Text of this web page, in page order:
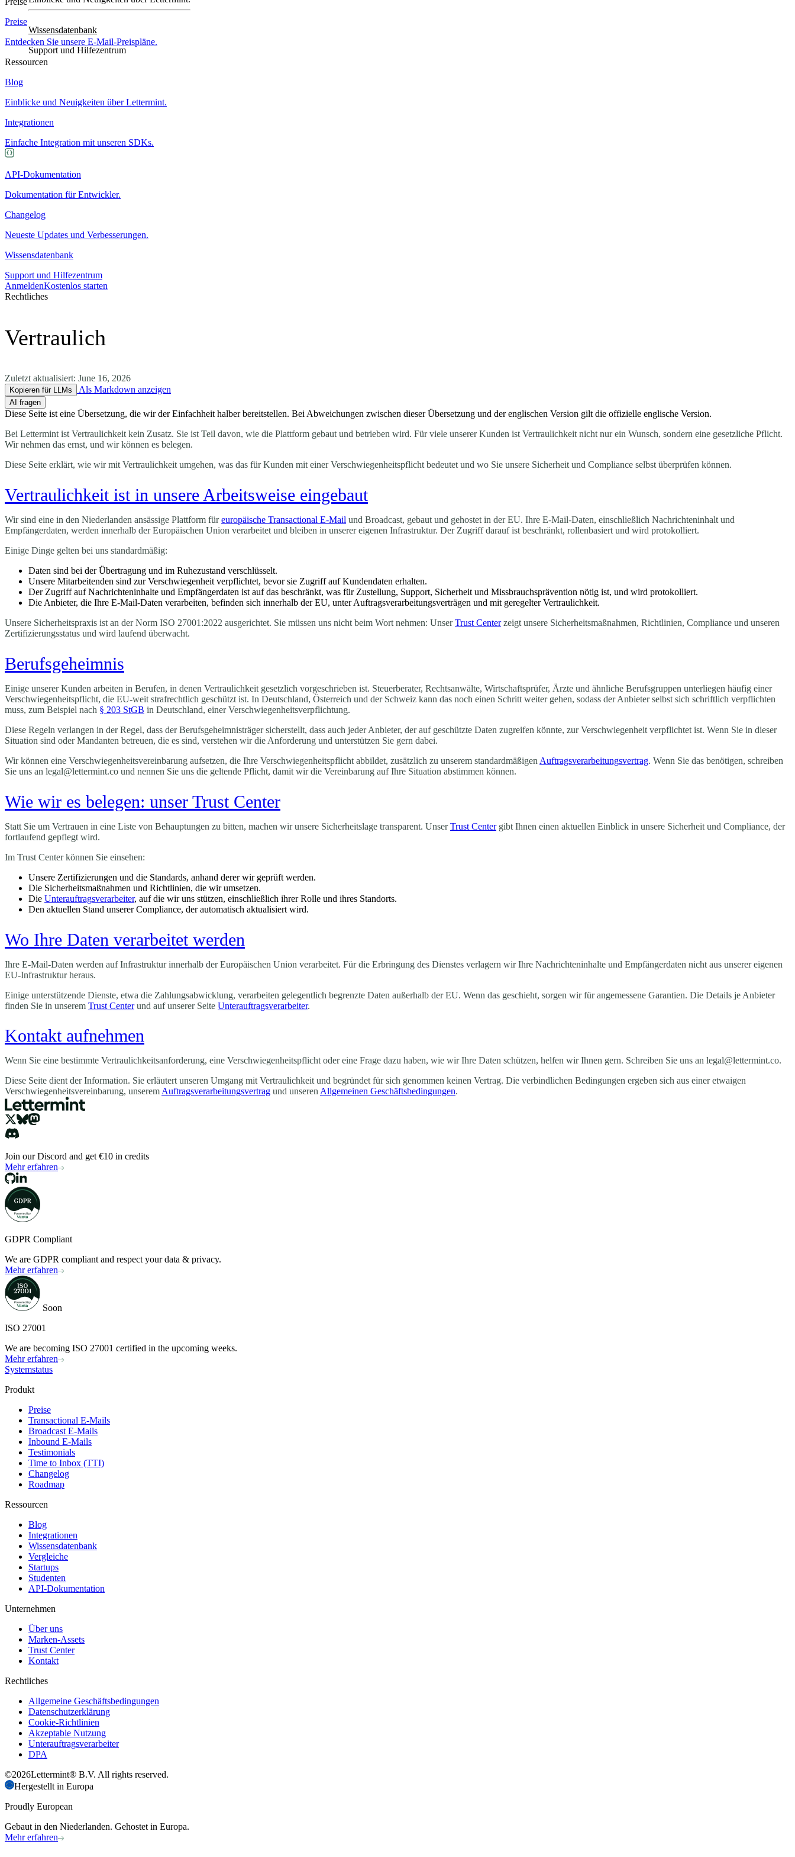
Wissensdatenbank
Support und Hilfezentrum
Preise
Entdecken Sie unsere E-Mail-Preispläne.
Ressourcen
Blog
Einblicke und Neuigkeiten über Lettermint.
Integrationen
Einfache Integration mit unseren SDKs.
API-Dokumentation
Dokumentation für Entwickler.
Changelog
Neueste Updates und Verbesserungen.
Wissensdatenbank
Support und Hilfezentrum
AnmeldenKostenlos starten
Rechtliches
Vertraulich
Zuletzt aktualisiert: June 16, 2026
Kopieren für LLMs Als Markdown anzeigen
AI fragen
Diese Seite ist eine Übersetzung, die wir der Einfachheit halber bereitstellen. Bei Abweichungen zwischen dieser Übersetzung und der englischen Version gilt die offizielle englische Version.
Bei Lettermint ist Vertraulichkeit kein Zusatz. Sie ist Teil davon, wie die Plattform gebaut und betrieben wird. Für viele unserer Kunden ist Vertraulichkeit nicht nur ein Wunsch, sondern eine gesetzliche Pflicht.
Wir nehmen das ernst, und wir können es belegen.
Diese Seite erklärt, wie wir mit Vertraulichkeit umgehen, was das für Kunden mit einer Verschwiegenheitspflicht bedeutet und wo Sie unsere Sicherheit und Compliance selbst überprüfen können.
Vertraulichkeit ist in unsere Arbeitsweise eingebaut
Wir sind eine in den Niederlanden ansässige Plattform füreuropäische Transactional E-Mail und Broadcast, gebaut und gehostet in der EU. Ihre E-Mail-Daten, einschließlich Nachrichteninhalt und
Empfängerdaten, werden innerhalb der Europäischen Union verarbeitet und bleiben in unserer eigenen Infrastruktur. Der Zugriff darauf ist beschränkt, rollenbasiert und wird protokolliert.
Einige Dinge gelten bei uns standardmäßig:
Daten sind bei der Übertragung und im Ruhezustand verschlüsselt.
Unsere Mitarbeitenden sind zur Verschwiegenheit verpflichtet, bevor sie Zugriff auf Kundendaten erhalten.
Der Zugriff auf Nachrichteninhalte und Empfängerdaten ist auf das beschränkt, was für Zustellung, Support, Sicherheit und Missbrauchsprävention nötig ist, und wird protokolliert.
Die Anbieter, die Ihre E-Mail-Daten verarbeiten, befinden sich innerhalb der EU, unter Auftragsverarbeitungsverträgen und mit geregelter Vertraulichkeit.
Unsere Sicherheitspraxis ist an der Norm ISO 27001:2022 ausgerichtet. Sie müssen uns nicht beim Wort nehmen: UnserTrust Centerzeigt unsere Sicherheitsmaßnahmen, Richtlinien, Compliance und unseren
Zertifizierungsstatus und wird laufend überwacht.
Berufsgeheimnis
Einige unserer Kunden arbeiten in Berufen, in denen Vertraulichkeit gesetzlich vorgeschrieben ist. Steuerberater, Rechtsanwälte, Wirtschaftsprüfer, Ärzte und ähnliche Berufsgruppen unterliegen häufig einer
Verschwiegenheitspflicht, die EU-weit strafrechtlich geschützt ist. In Deutschland, Österreich und der Schweiz kann das noch einen Schritt weiter gehen, sodass der Anbieter selbst sich schriftlich verpflichten
muss, zum Beispiel nach § 203 StGB in Deutschland, einer Verschwiegenheitsverpflichtung.
Diese Regeln verlangen in der Regel, dass der Berufsgeheimnisträger sicherstellt, dass auch jeder Anbieter, der auf geschützte Daten zugreifen könnte, zur Verschwiegenheit verpflichtet ist. Wenn Sie in dieser
Situation sind oder Mandanten betreuen, die es sind, verstehen wir die Anforderung und unterstützen Sie gern dabei.
Wir können eine Verschwiegenheitsvereinbarung aufsetzen, die Ihre Verschwiegenheitspflicht abbildet, zusätzlich zu unserem standardmäßigen Auftragsverarbeitungsvertrag. Wenn Sie das benötigen, schreiben
Sie uns an legal@lettermint.co und nennen Sie uns die geltende Pflicht, damit wir die Vereinbarung auf Ihre Situation abstimmen können.
Wie wir es belegen: unser Trust Center
Statt Sie um Vertrauen in eine Liste von Behauptungen zu bitten, machen wir unsere Sicherheitslage transparent. UnserTrust Centergibt Ihnen einen aktuellen Einblick in unsere Sicherheit und Compliance, der
fortlaufend gepflegt wird.
Im Trust Center können Sie einsehen:
Unsere Zertifizierungen und die Standards, anhand derer wir geprüft werden.
Die Sicherheitsmaßnahmen und Richtlinien, die wir umsetzen.
Die Unterauftragsverarbeiter, auf die wir uns stützen, einschließlich ihrer Rolle und ihres Standorts.
Den aktuellen Stand unserer Compliance, der automatisch aktualisiert wird.
Wo Ihre Daten verarbeitet werden
Ihre E-Mail-Daten werden auf Infrastruktur innerhalb der Europäischen Union verarbeitet. Für die Erbringung des Dienstes verlagern wir Ihre Nachrichteninhalte und Empfängerdaten nicht aus unserer eigenen
EU-Infrastruktur heraus.
Einige unterstützende Dienste, etwa die Zahlungsabwicklung, verarbeiten gelegentlich begrenzte Daten außerhalb der EU. Wenn das geschieht, sorgen wir für angemessene Garantien. Die Details je Anbieter
finden Sie in unserem Trust Centerund auf unserer Seite Unterauftragsverarbeiter.
Kontakt aufnehmen
Wenn Sie eine bestimmte Vertraulichkeitsanforderung, eine Verschwiegenheitspflicht oder eine Frage dazu haben, wie wir Ihre Daten schützen, helfen wir Ihnen gern. Schreiben Sie uns an legal@lettermint.co.
Diese Seite dient der Information. Sie erläutert unseren Umgang mit Vertraulichkeit und begründet für sich genommen keinen Vertrag. Die verbindlichen Bedingungen ergeben sich aus einer etwaigen
Verschwiegenheitsvereinbarung, unseremAuftragsverarbeitungsvertrag und unserenAllgemeinen Geschäftsbedingungen.
Join our Discord and get €10 in credits
Mehr erfahren
GDPR Compliant
We are GDPR compliant and respect your data & privacy.
Mehr erfahren
Soon
ISO 27001
We are becoming ISO 27001 certified in the upcoming weeks.
Mehr erfahren
Systemstatus
Produkt
Preise
Transactional E-Mails
Broadcast E-Mails
Inbound E-Mails
Testimonials
Time to Inbox (TTI)
Changelog
Roadmap
Ressourcen
Blog
Integrationen
Wissensdatenbank
Vergleiche
Startups
Studenten
API-Dokumentation
Unternehmen
Über uns
Marken-Assets
Trust Center
Kontakt
Rechtliches
Allgemeine Geschäftsbedingungen
Datenschutzerklärung
Cookie-Richtlinien
Akzeptable Nutzung
Unterauftragsverarbeiter
DPA
©2026Lettermint® B.V. All rights reserved.
Hergestellt in Europa
Proudly European
Gebaut in den Niederlanden. Gehostet in Europa.
Mehr erfahren